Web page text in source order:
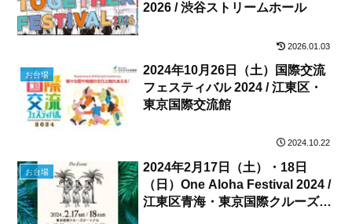
2026 / 渋谷ストリームホール
2026.01.03
お台場
2024年10月26日（土）国際交流
フェスティバル 2024 / 江東区・
東京国際交流館
2024.10.22
お台場
2024年2月17日（土）・18日
（日）One Aloha Festival 2024 /
江東区青海・東京国際クルーズタ